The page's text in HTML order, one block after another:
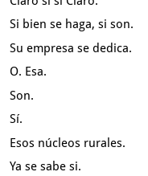
Si bien se haga, si son.
Su empresa se dedica.
O. Esa.
Son.
Sí.
Esos núcleos rurales.
Ya se sabe si.